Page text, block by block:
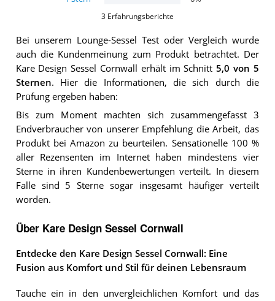
3 Erfahrungsberichte
Bei unserem Lounge-Sessel Test oder Vergleich wurde
auch die Kundenmeinung zum Produkt betrachtet. Der
Kare Design Sessel Cornwall erhält im Schnitt5,0 von 5
Sternen. Hier die Informationen, die sich durch die
Prüfung ergeben haben:
Bis zum Moment machten sich zusammengefasst 3
Endverbraucher von unserer Empfehlung die Arbeit, das
Produkt bei Amazon zu beurteilen. Sensationelle 100 %
aller Rezensenten im Internet haben mindestens vier
Sterne in ihren Kundenbewertungen verteilt. In diesem
Falle sind 5 Sterne sogar insgesamt häufiger verteilt
worden.
Über Kare Design Sessel Cornwall
Entdecke den Kare Design Sessel Cornwall: Eine
Fusion aus Komfort und Stil für deinen Lebensraum
Tauche ein in den unvergleichlichen Komfort und das